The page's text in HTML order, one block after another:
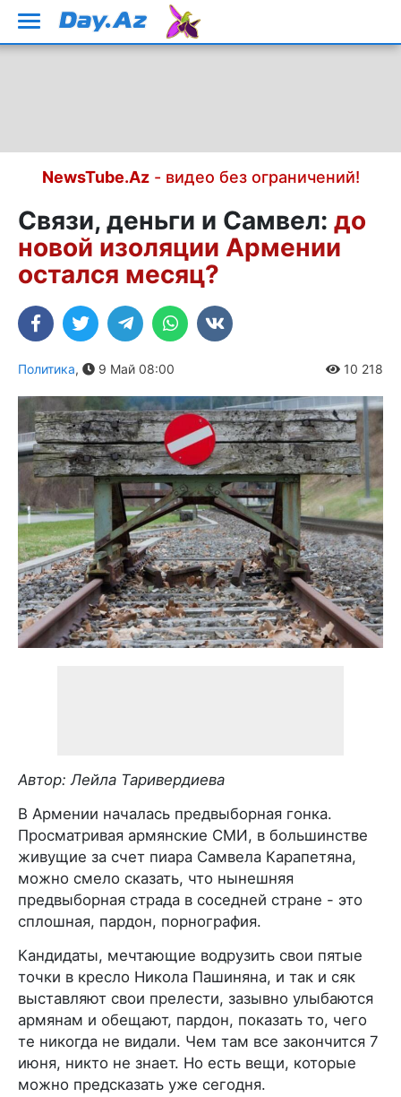
NewsTube.Az- видео без ограничений!
Связи, деньги и Самвел: до
новой изоляции Армении
остался месяц?
Политика, 9 Май 08:00 10 218
Автор: Лейла Таривердиева
В Армении началась предвыборная гонка.
Просматривая армянские СМИ, в большинстве
живущие за счет пиара Самвела Карапетяна,
можно смело сказать, что нынешняя
предвыборная страда в соседней стране - это
сплошная, пардон, порнография.
Кандидаты, мечтающие водрузить свои пятые
точки в кресло Никола Пашиняна, и так и сяк
выставляют свои прелести, зазывно улыбаются
армянам и обещают, пардон, показать то, чего
те никогда не видали. Чем там все закончится 7
июня, никто не знает. Но есть вещи, которые
можно предсказать уже сегодня.